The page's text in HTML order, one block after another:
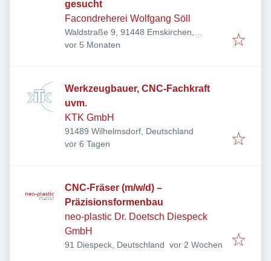
gesucht
Facondreherei Wolfgang Söll
Waldstraße 9, 91448 Emskirchen,
Deutschland
Veröffentlicht:
vor 5 Monaten
Werkzeugbauer, CNC-Fachkraft
uvm.
KTK GmbH
91489 Wilhelmsdorf, Deutschland
Veröffentlicht
vor 6 Tagen
CNC-Fräser (m/w/d) –
Präzisionsformenbau
neo-plastic Dr. Doetsch Diespeck
GmbH
91 Diespeck, Deutschland Veröffentlicht:
vor 2 Wochen